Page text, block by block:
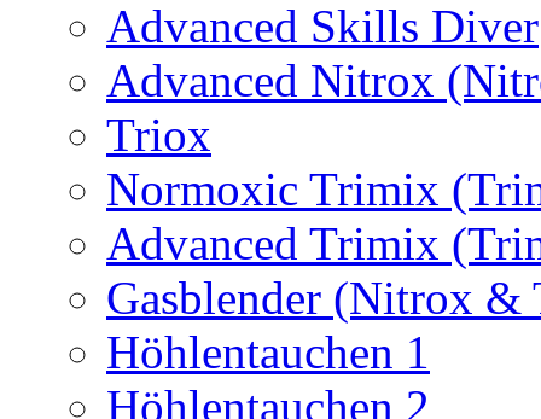
Advanced Skills Diver
Advanced Nitrox
Triox
Normoxic Trimix
Advanced Trimix
Gasblender (Nitrox
Höhlentauchen 1
Höhlentauchen 2